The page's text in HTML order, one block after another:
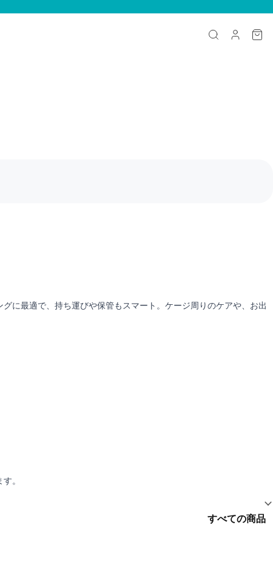
に最適で、持ち運びや保管もスマート。ケージ周りのケアや、お出
。
すべての商品